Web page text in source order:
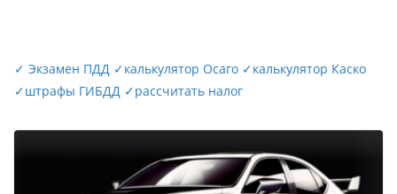
✓ Экзамен ПДД ✓калькулятор Осаго ✓калькулятор Каско
✓штрафы ГИБДД ✓рассчитать налог